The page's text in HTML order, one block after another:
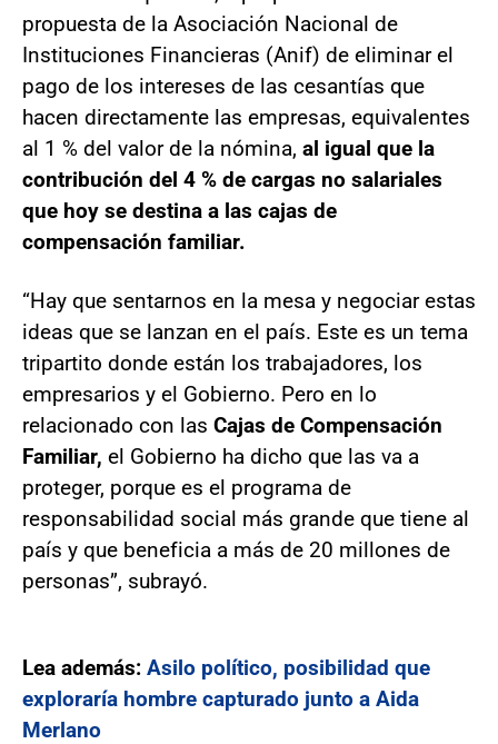
propuesta de la Asociación Nacional de
Instituciones Financieras (Anif) de eliminar el
pago de los intereses de las cesantías que
hacen directamente las empresas, equivalentes
al 1 % del valor de la nómina, al igual que la
contribución del 4 % de cargas no salariales
que hoy se destina a las cajas de
compensación familiar.
“Hay que sentarnos en la mesa y negociar estas
ideas que se lanzan en el país. Este es un tema
tripartito donde están los trabajadores, los
empresarios y el Gobierno. Pero en lo
relacionado con las Cajas de Compensación
Familiar, el Gobierno ha dicho que las va a
proteger, porque es el programa de
responsabilidad social más grande que tiene al
país y que beneficia a más de 20 millones de
personas”, subrayó.
Lea además: Asilo político, posibilidad que
exploraría hombre capturado junto a Aida
Merlano